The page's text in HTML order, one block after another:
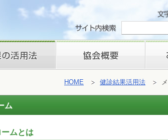
健診結果活用法
HOME
ム
ムとは